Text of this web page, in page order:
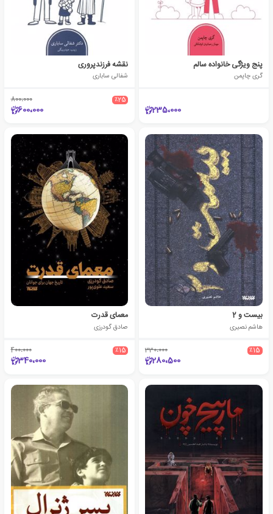
پنج ویژگی خانواده سالم
گری چاپمن
235،000
نقشه فرزندپروری
شفالی ساباری
٪25 800،000
600،000
بیست و 2
هاشم نصیری
٪15 330،000
280،500
معمای قدرت
صادق گودرزی
٪15 400،000
340،000